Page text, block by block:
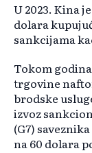
U 2023. Kina
dolara
sankcijama
Tokom
trgovine
brodske
izvoz
(G7)
na 60 dolara